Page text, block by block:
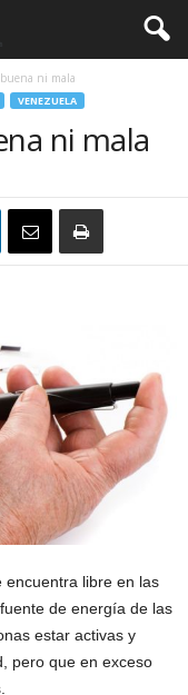
ni mala
VENEZUELA
ni mala
encuentra libre en las
de energía de las
estar activas y
pero que en exceso